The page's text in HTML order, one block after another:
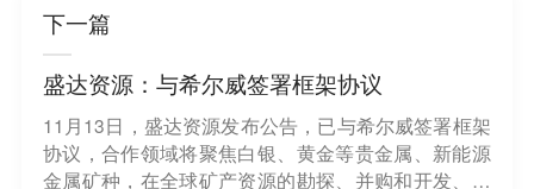
下一篇
盛达资源：与希尔威签署框架协议
11月13日，盛达资源发布公告，已与希尔威签署框架
协议，合作领域将聚焦白银、黄金等贵金属、新能源
金属矿种，在全球矿产资源的勘探、并购和开发、智